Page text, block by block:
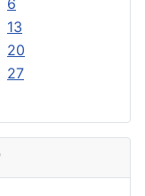
6
13
20
27